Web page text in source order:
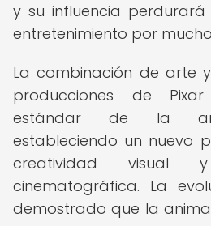
y su influencia
entretenimiento por
La combinación de arte
producciones de
estándar de la
estableciendo un nuevo
creatividad visual
cinematográfica. La
demostrado que la